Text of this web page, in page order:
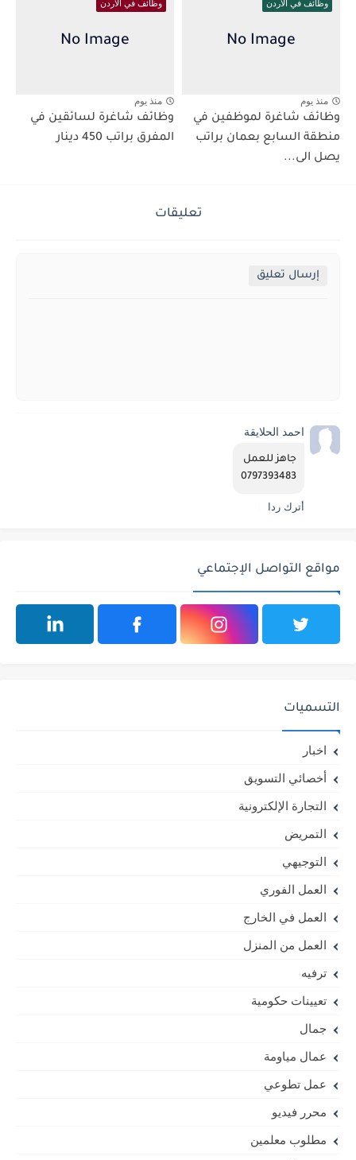
وظائف في الاردن
منذ يوم
وظائف شاغرة لموظفين في
منطقة السابع بعمان براتب
يصل الى...
وظائف في الاردن
منذ يوم
وظائف شاغرة لسائقين في
المفرق براتب 450 دينار
تعليقات
إرسال تعليق
احمد الحلايقة
جاهز للعمل
0797393483
أترك ردا
مواقع التواصل الإجتماعي
التسميات
اخبار
أخصائي التسويق
التجارة الإلكترونية
التمريض
التوجيهي
العمل الفوري
العمل في الخارج
العمل من المنزل
ترفيه
تعيينات حكومية
جمال
عمال مياومة
عمل تطوعي
محرر فيديو
مطلوب معلمين